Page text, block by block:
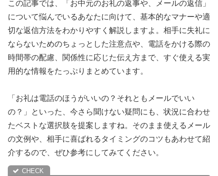
この記事では、「お中元のお礼の返事や、メールの返信」
について悩んでいるあなたに向けて、基本的なマナーや適
切な返信方法をわかりやすく解説しますよ。相手に失礼に
ならないためのちょっとした注意点や、電話をかける際の
時間帯の配慮、関係性に応じた伝え方まで、すぐ使える実
用的な情報をたっぷりまとめています。
「お礼は電話のほうがいいの？それともメールでいい
の？」といった、今さら聞けない疑問にも、状況に合わせ
たベストな選択肢を提案しますね。そのまま使えるメール
の文例や、相手に喜ばれるタイミングのコツもあわせて紹
介するので、ぜひ参考にしてみてください。